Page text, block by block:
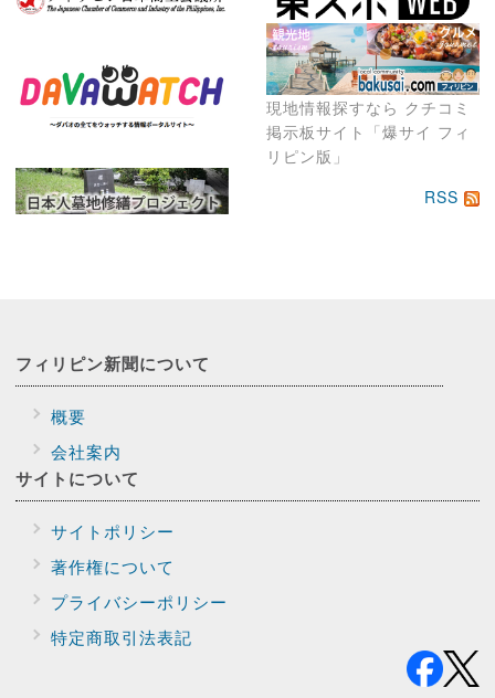
現地情報探すなら クチコミ
掲示板サイト「爆サイ フィ
リピン版」
RSS
フィリピン新聞について
概要
会社案内
サイトについて
サイトポリシー
著作権について
プライバシーポリシー
特定商取引法表記